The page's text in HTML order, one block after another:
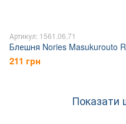
Артикул: 1561.06.71
Блешня Nories Masukurouto
211 грн
Показати